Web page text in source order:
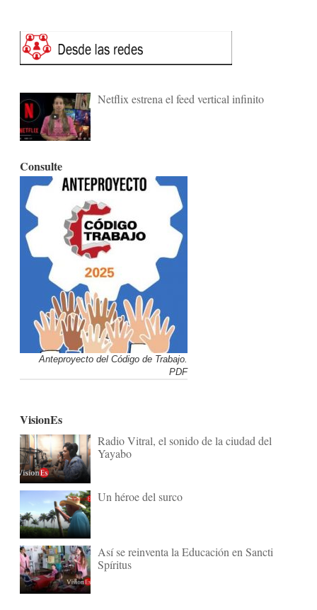
Netflix estrena el feed vertical infinito
Consulte
Anteproyecto del Código de Trabajo.
PDF
VisionEs
Radio Vitral, el sonido de la ciudad del
Yayabo
Un héroe del surco
Así se reinventa la Educación en Sancti
Spíritus